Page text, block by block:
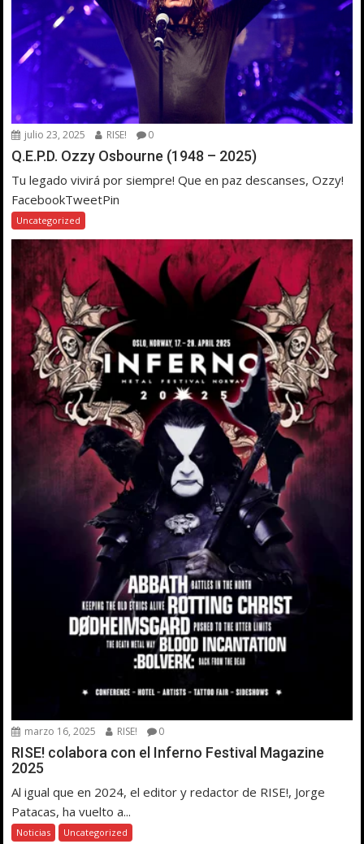
julio 23, 2025 RISE! 0
Q.E.P.D. Ozzy Osbourne (1948 – 2025)
Tu legado vivirá por siempre! Que en paz descanses, Ozzy!
FacebookTweetPin
Uncategorized
marzo 16, 2025 RISE! 0
RISE! colabora con el Inferno Festival Magazine
2025
Al igual que en 2024, el editor y redactor de RISE!, Jorge
Patacas, ha vuelto a...
Noticias Uncategorized